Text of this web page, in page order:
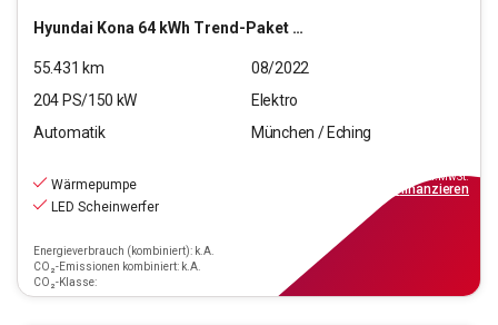
Hyundai Kona 64 kWh Trend-Paket Elektro 2WD
55.431 km
08/2022
204 PS/150 kW
Elektro
Automatik
München / Eching
Wärmepumpe
LED Scheinwerfer
Energieverbrauch (kombiniert): k.A.
CO₂-Emissionen kombiniert: k.A.
CO₂-Klasse:
inkl.MwSt.
finanzieren